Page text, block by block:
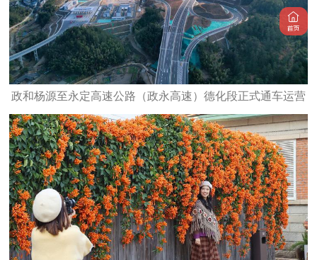
政和杨源至永定高速公路（政永高速）德化段正式通车运营